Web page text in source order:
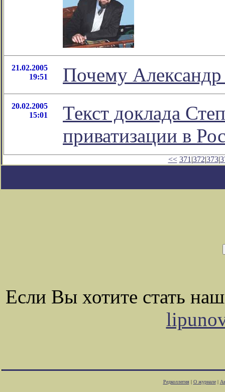
21.02.2005
19:51
Почему Александр
20.02.2005
15:01
Текст доклада
приватизации в
<< 371 |372|373|
Если Вы хотите стать
Редколлегия| О журнале|